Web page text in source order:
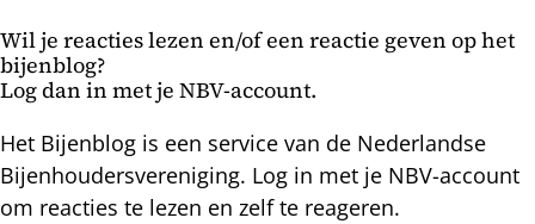
Wil je reacties lezen en/of een reactie geven op het
bijenblog?
Log dan in met je NBV-account.
Het Bijenblog is een service van de Nederlandse
Bijenhoudersvereniging. Log in met je NBV-account
om reacties te lezen en zelf te reageren.